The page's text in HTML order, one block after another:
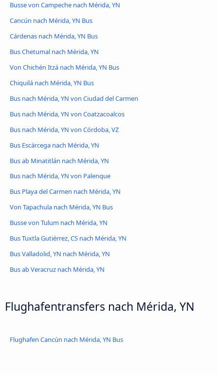
Busse von Campeche nach Mérida, YN
Cancún nach Mérida, YN Bus
Cárdenas nach Mérida, YN Bus
Bus Chetumal nach Mérida, YN
Von Chichén Itzá nach Mérida, YN Bus
Chiquilá nach Mérida, YN Bus
Bus nach Mérida, YN von Ciudad del Carmen
Bus nach Mérida, YN von Coatzacoalcos
Bus nach Mérida, YN von Córdoba, VZ
Bus Escárcega nach Mérida, YN
Bus ab Minatitlán nach Mérida, YN
Bus nach Mérida, YN von Palenque
Bus Playa del Carmen nach Mérida, YN
Von Tapachula nach Mérida, YN Bus
Busse von Tulum nach Mérida, YN
Bus Tuxtla Gutiérrez, CS nach Mérida, YN
Bus Valladolid, YN nach Mérida, YN
Bus ab Veracruz nach Mérida, YN
Flughafentransfers nach Mérida, YN
Flughafen Cancún nach Mérida, YN Bus